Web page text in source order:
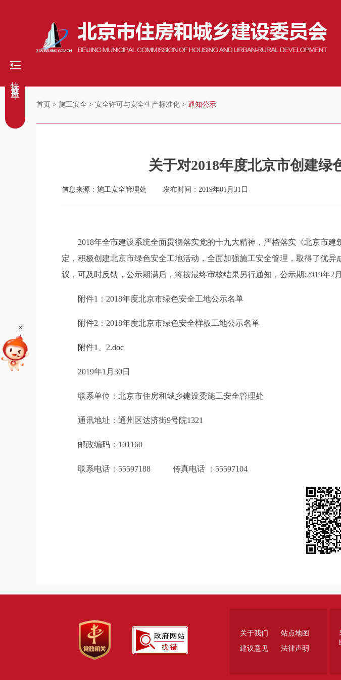
首页 > 施工安全 > 安全许可与安全生产标准化 > 通知公示
关于对2018年度北京市创建
信息来源：施工安全管理处 发布时间：2019年01月31日
2018年全市建设系统全面贯彻落实党的十九大精神，严格落实《北京市建
定，积极创建北京市绿色安全工地活动，全面加强施工安全管理，取得了优
议，可及时反馈，公示期满后，将按最终审核结果另行通知，公示期:2019年2月
附件1：2018年度北京市绿色安全工地公示名单
附件2：2018年度北京市绿色安全样板工地公示名单
附件1、2.doc
2019年1月30日
联系单位：北京市住房和城乡建设委施工安全管理处
通讯地址：通州区达济街9号院1321
邮政编码：101160
联系电话：55597188 传真电话 ：55597104
+
关于我们
站点地图
建议意见
法律声明
快捷菜单